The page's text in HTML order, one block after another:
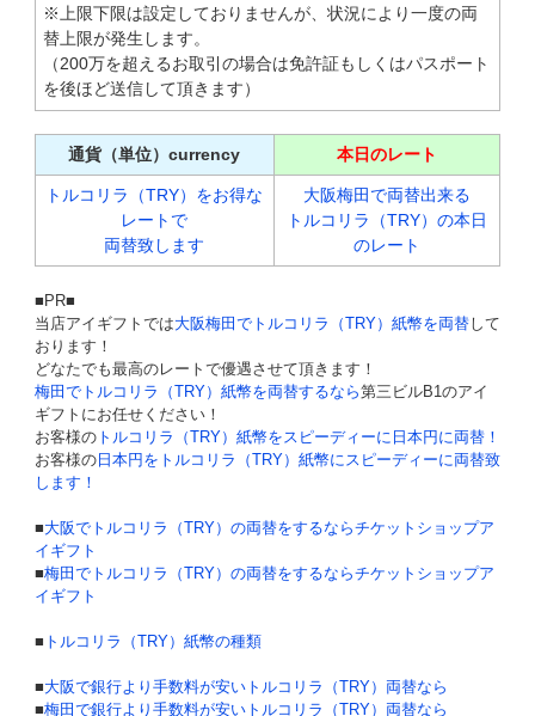
※上限下限は設定しておりませんが、状況により一度の両
替上限が発生します。
（200万を超えるお取引の場合は免許証もしくはパスポート
を後ほど送信して頂きます）
通貨（単位）currency 本日のレート
トルコリラ（TRY）をお得な
レートで
両替致します
大阪梅田で両替出来る
トルコリラ（TRY）の本日
のレート
■PR■
当店アイギフトでは大阪梅田でトルコリラ（TRY）紙幣を両替して
おります！
どなたでも最高のレートで優遇させて頂きます！
梅田でトルコリラ（TRY）紙幣を両替するなら第三ビルB1のアイ
ギフトにお任せください！
お客様のトルコリラ（TRY）紙幣をスピーディーに日本円に両替！
お客様の日本円をトルコリラ（TRY）紙幣にスピーディーに両替致
します！
■大阪でトルコリラ（TRY）の両替をするならチケットショップア
イギフト
■梅田でトルコリラ（TRY）の両替をするならチケットショップア
イギフト
■ トルコリラ（TRY）紙幣の種類
■大阪で銀行より手数料が安いトルコリラ（TRY）両替なら
■梅田で銀行より手数料が安いトルコリラ（TRY）両替なら